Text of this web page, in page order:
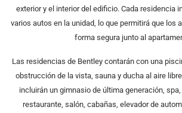
exterior y el interior del edificio. Cada residencia
varios autos en la unidad, lo que permitirá que los
forma segura junto al
Las residencias de Bentley contarán con una
obstrucción de la vista, sauna y ducha al aire
incluirán un gimnasio de última generación,
restaurante, salón, cabañas, elevador de